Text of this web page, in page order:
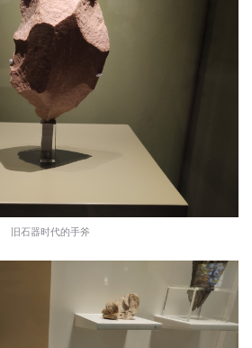
旧石器时代的手斧